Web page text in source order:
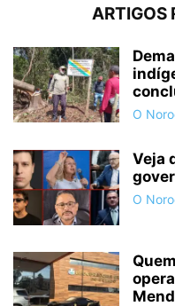
ARTIGOS
O
Veja
O